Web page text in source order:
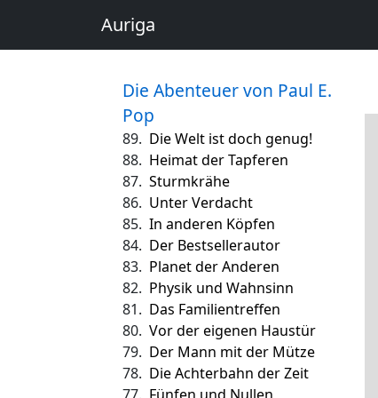
Auriga
Die Abenteuer von Paul E.
Pop
89. Die Welt ist doch genug!
88. Heimat der Tapferen
87. Sturmkrähe
86. Unter Verdacht
85. In anderen Köpfen
84. Der Bestsellerautor
83. Planet der Anderen
82. Physik und Wahnsinn
81. Das Familientreffen
80. Vor der eigenen Haustür
79. Der Mann mit der Mütze
78. Die Achterbahn der Zeit